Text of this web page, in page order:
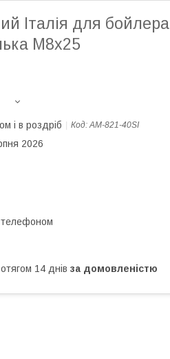
Італія для бойлера
M8х25
і в роздріб Код:AM-821-40SI
2026
телефоном
14 днів за домовленістю